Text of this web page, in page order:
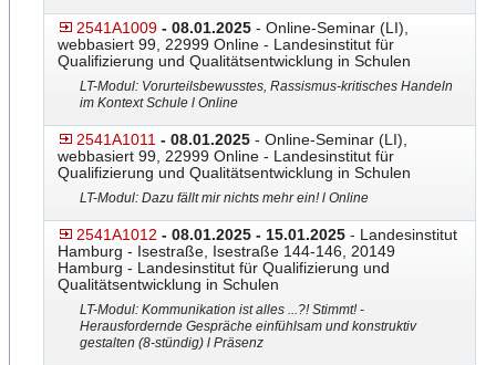
2541A1009 - 08.01.2025 - Online-Seminar (LI),
webbasiert 99, 22999 Online - Landesinstitut für
Qualifizierung und Qualitätsentwicklung in Schulen
LT-Modul: Vorurteilsbewusstes, Rassismus-kritisches Handeln
im Kontext Schule l Online
2541A1011 - 08.01.2025 - Online-Seminar (LI),
webbasiert 99, 22999 Online - Landesinstitut für
Qualifizierung und Qualitätsentwicklung in Schulen
LT-Modul: Dazu fällt mir nichts mehr ein! l Online
2541A1012 - 08.01.2025 - 15.01.2025 - Landesinstitut
Hamburg - Isestraße, Isestraße 144-146, 20149
Hamburg - Landesinstitut für Qualifizierung und
Qualitätsentwicklung in Schulen
LT-Modul: Kommunikation ist alles ...?! Stimmt! -
Herausfordernde Gespräche einfühlsam und konstruktiv
gestalten (8-stündig) l Präsenz